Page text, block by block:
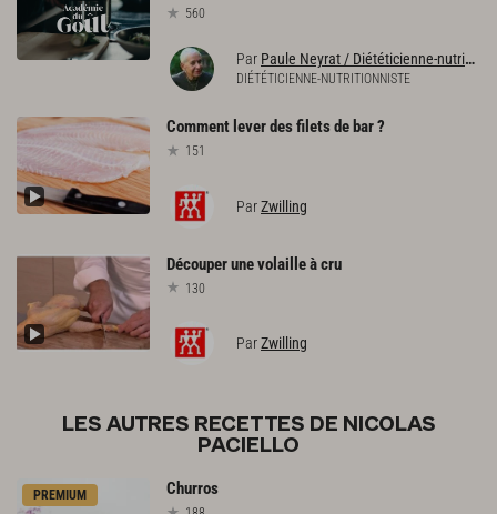
560
Par Paule Neyrat / Diététicienne-nutritionniste
DIÉTÉTICIENNE-NUTRITIONNISTE
Comment leverdesfiletsde bar?
151
ParZwilling
Découperunevolailleàcru
130
ParZwilling
LES AUTRES RECETTES DE NICOLAS
PACIELLO
PREMIUM Churros